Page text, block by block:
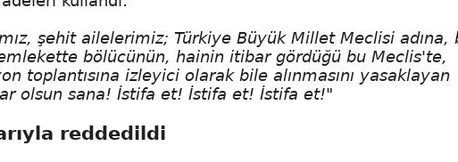
şehit ailelerimiz; Türkiye Büyük Millet Meclisi adına,
bölücünün, hainin itibar gördüğü bu Meclis'te,
toplantısına izleyici olarak bile alınmasını yasaklayan
olsun sana! İstifa et! İstifa et! İstifa et!"
reddedildi